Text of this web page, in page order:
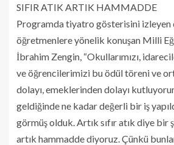
SIFIR ATIK ARTIK HAMMADDE
Programda tiyatro gösterisini izleyen
öğretmenlere yönelik konuşan Milli
İbrahim Zengin, “Okullarımızı,
ve öğrencilerimizi bu ödül töreni ve
dolayı, emeklerinden dolayı
geldiğinde ne kadar değerli bir iş
görmüş olduk. Artık sıfır atık diye bir
artık hammadde diyoruz. Çünkü